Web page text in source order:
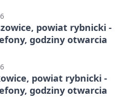
powiat rybnicki -
godziny otwarcia
powiat rybnicki -
godziny otwarcia